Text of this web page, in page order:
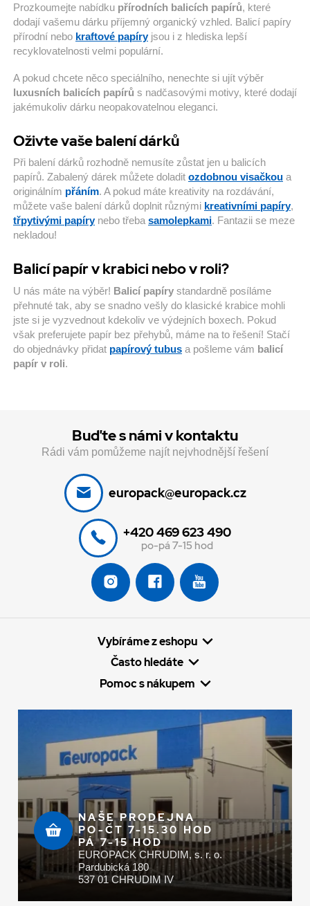
Prozkoumejte nabídku přírodních balicích papírů, které
dodají vašemu dárku příjemný organický vzhled. Balicí papíry
přírodní nebo kraftové papíryjsou i z hlediska lepší
recyklovatelnosti velmi populární.
A pokud chcete něco speciálního, nenechte si ujít výběr
luxusních balicích papírů s nadčasovými motivy, které dodají
jakémukoliv dárku neopakovatelnou eleganci.
Oživte vaše balení dárků
Při balení dárků rozhodně nemusíte zůstat jen u balicích
papírů. Zabalený dárek můžete doladit ozdobnou visačkou a
originálním přáním. A pokud máte kreativity na rozdávání,
můžete vaše balení dárků doplnit různými kreativními papíry,
třpytivými papírynebo třeba samolepkami. Fantazii se meze
nekladou!
Balicí papír v krabici nebo v roli?
U nás máte na výběr! Balicí papíry standardně posíláme
přehnuté tak, aby se snadno vešly do klasické krabice mohli
jste si je vyzvednout kdekoliv ve výdejních boxech. Pokud
však preferujete papír bez přehybů, máme na to řešení! Stačí
do objednávky přidat papírový tubus a pošleme vám balicí
papír v roli.
Buďte s námi v kontaktu
Rádi vám pomůžeme najít nejvhodnější řešení
europack@europack.cz
+420 469 623 490
po-pá 7-15 hod
Vybíráme z eshopu
Často hledáte
Pomoc s nákupem
NAŠE PRODEJNA
PO-ČT 7-15.30 HOD
PÁ 7-15 HOD
EUROPACK CHRUDIM, s. r. o.
Pardubická 180
537 01 CHRUDIM IV